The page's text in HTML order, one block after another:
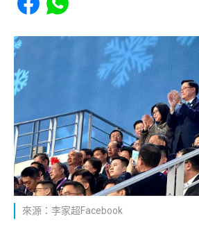
來源：李家超Facebook